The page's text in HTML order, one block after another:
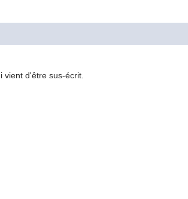
vient d'être sus-écrit.